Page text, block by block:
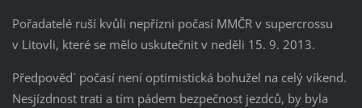
Pořadatelé ruší kvůli nepřízni počasí MMČR v supercrossu
v Litovli, které se mělo uskutečnit v neděli 15. 9. 2013.
Předpověd´ počasí není optimistická bohužel na celý víkend.
Nesjízdnost trati a tím pádem bezpečnost jezdců, by byla